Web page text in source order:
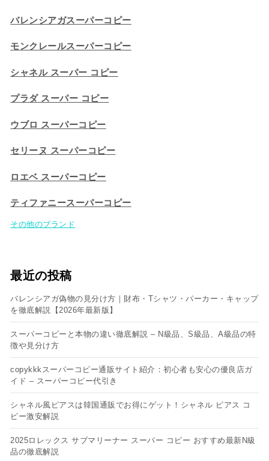
バレンシアガスーパーコピー
モンクレールスーパーコピー
シャネル スーパー コピー
プラダ スーパー コピー
ウブロ スーパーコピー
セリーヌ スーパーコピー​
ロエベ スーパーコピー
ティファニースーパーコピー
その他のブランド
最近の投稿
バレンシアガ偽物の見分け方｜財布・Tシャツ・パーカー・キャップ
を徹底解説【2026年最新版】
スーパーコピーと本物の違い徹底解説 – N級品、S級品、A級品の特
徴や見分け方
copykkkスーパーコピー通販サイト紹介：初心者も安心の優良店ガ
イド – スーパーコピー代引き
シャネル風ピアスは韓国通販でお得にゲット！シャネル ピアス コ
ピー​激安解説
2025ロレックス サブマリーナー スーパー コピー おすすめ最新N級
品の徹底解説